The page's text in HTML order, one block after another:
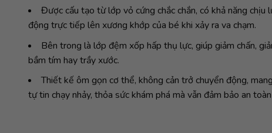
Được cấu tạo từ lớp vỏ cứng chắc chắn, có khả năng chịu
động trực tiếp lên xương khớp của bé khi xảy ra va chạm.
Bên trong là lớp đệm xốp hấp thụ lực, giúp giảm chấn,
bầm tím hay trầy xước.
Thiết kế ôm gọn cơ thể, không cản trở chuyển động,
tự tin chạy nhảy, thỏa sức khám phá mà vẫn đảm bảo an